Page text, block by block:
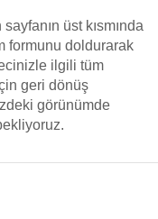
üst kısmında
formunu doldurarak
ilgili tüm
geri dönüş
görünümde